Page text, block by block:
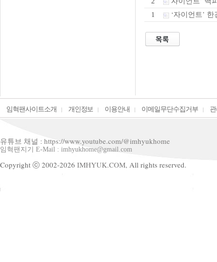
1 ‘자이언트’
임혁팬사이트소개 개인정보 이용안내 이메일무단수집거부
유튜브 채널 : https://www.youtube.com/@imhyukhome
임혁팬지기 E-Mail : imhyukhome@gmail.com
Copyright ⓒ 2002-2026 IMHYUK.COM, All rights reserved.